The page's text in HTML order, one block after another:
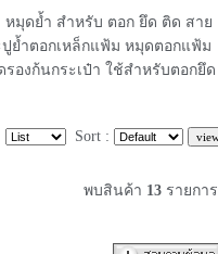
มุดย้ำ สำหรับ ตอก ยึด ติด สาย
ปูย้ำตอกเหล็กแฟ้ม หมุดตอกแฟ้ม
องก้นกระเป๋า ใช้สำหรับตอกยึด
Sort :
พบสินค้า 13 รายการ